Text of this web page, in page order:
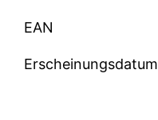
EAN
Erscheinungsdatum